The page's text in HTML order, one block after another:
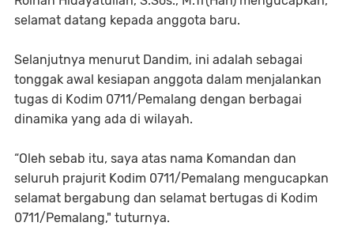
selamat datang kepada anggota baru.
Selanjutnya menurut Dandim, ini adalah sebagai
tonggak awal kesiapan anggota dalam menjalankan
tugas di Kodim 0711/Pemalang dengan berbagai
dinamika yang ada di wilayah.
“Oleh sebab itu, saya atas nama Komandan dan
seluruh prajurit Kodim 0711/Pemalang mengucapkan
selamat bergabung dan selamat bertugas di Kodim
0711/Pemalang," tuturnya.